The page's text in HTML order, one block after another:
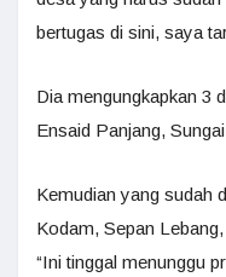
bertugas di sini, saya
Dia mengungkapkan 3
Ensaid Panjang,
Kemudian yang sudah
Kodam, Sepan
“Ini tinggal menunggu